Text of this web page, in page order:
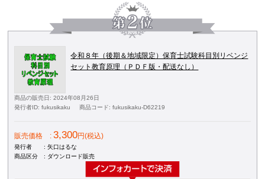
令和８年（後期＆地域限定）保育士試験科目別リベンジ
セット教育原理（ＰＤＦ版・配送なし）
商品の販売日 : 2024年08月26日
発行者ID: fukusikaku 商品コード: fukusikaku-D62219
販売価格 :3,300円(税込)
発行者
: 矢口はるな
商品区分
: ダウンロード販売